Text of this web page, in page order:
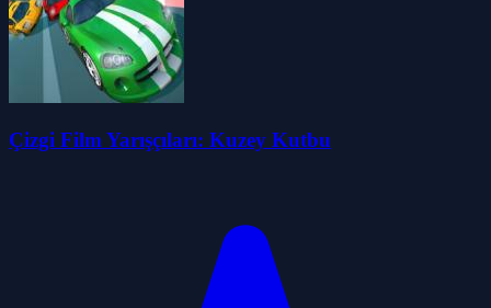
Çizgi Film Yarışçıları: Kuzey Kutbu